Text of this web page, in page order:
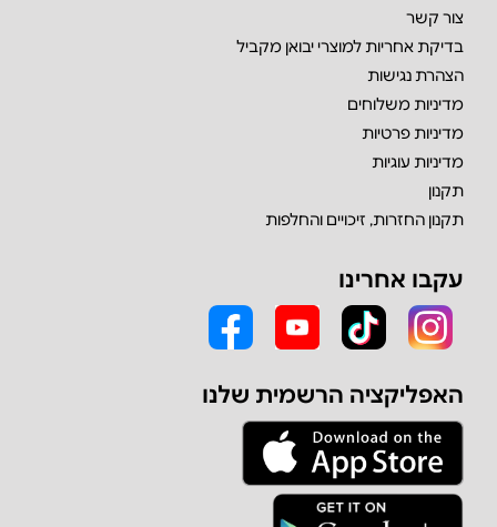
צור קשר
בדיקת אחריות למוצרי יבואן מקביל
הצהרת נגישות
מדיניות משלוחים
מדיניות פרטיות
מדיניות עוגיות
תקנון
תקנון החזרות, זיכויים והחלפות
עקבו אחרינו
האפליקציה הרשמית שלנו